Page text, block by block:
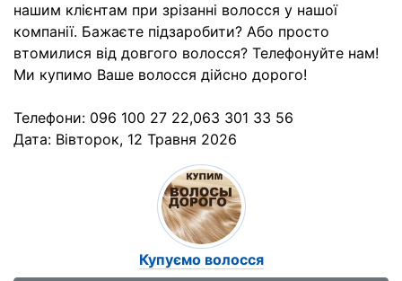
нашим клієнтам при зрізанні волосся у нашої
компанії. Бажаєте підзаробити? Або просто
втомилися від довгого волосся? Телефонуйте нам!
Ми купимо Ваше волосся дійсно дорого!
Телефони: 096 100 27 22,063 301 33 56
Дата: Вівторок, 12 Травня 2026
Купуємо волосся